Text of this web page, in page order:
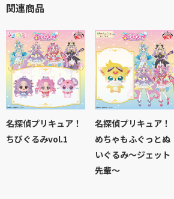
関連商品
名探偵プリキュア！
ちびぐるみvol.1
名探偵プリキュア！
めちゃもふぐっとぬ
いぐるみ～ジェット
先輩～